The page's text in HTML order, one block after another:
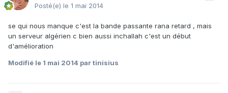
Posté(e) le 1 mai 2014
se qui nous manque c'est la bande passante rana retard , mais
un serveur algérien c bien aussi inchallah c'est un début
d'amélioration
Modifié le 1 mai 2014 par tinisius